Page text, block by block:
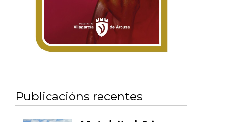
Publicacións recentes